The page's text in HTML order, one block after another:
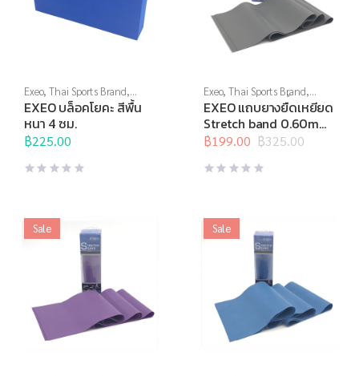
Exeo,Thai Sports Brand,
อุปกรณ์บริหารกาย,โยคะ และพิ
ลาทิสต์
EXEO บล็อคโยคะ สีพื้น
หนา 4 ซม.
฿225.00
Exeo,Thai Sports Brand,
อุปกรณ์คลายกล้ามเนื้อ,อุปกรณ์
ยืดเหยียด,อุปกรณ์เพื่อสุขภาพ,
โยคะ และพิลาทิสต์
EXEO แถบยางยืดเหยียด
Stretch band 0.60mm.
สีเทา
฿325.00
Original
price
was:
฿199.00
Current
price
is:
Sale Sale